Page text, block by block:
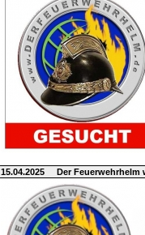
15.04.2025 Der